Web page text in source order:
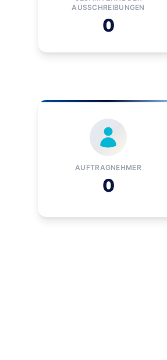
AUSSCHREIBUNGEN
0
AUFTRAGNEHMER
0